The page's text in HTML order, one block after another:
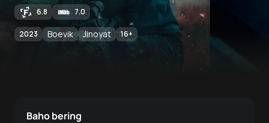
6.8 7.0
2023 Boevik Jinoyat 16+
Baho bering